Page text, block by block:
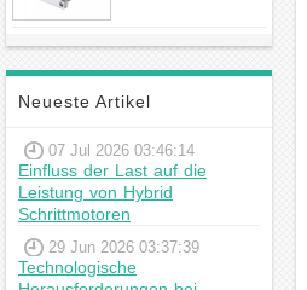
Neueste Artikel
07 Jul 2026 03:46:14
Einfluss der Last auf die
Leistung von Hybrid
Schrittmotoren
29 Jun 2026 03:37:39
Technologische